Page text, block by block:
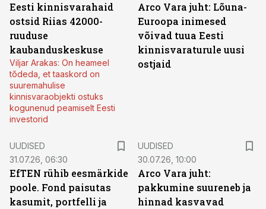
Eesti kinnisvarahaid
ostsid Riias 42000-
ruuduse
kaubanduskeskuse
Viljar Arakas: On heameel
tõdeda, et taaskord on
suuremahulise
kinnisvaraobjekti ostuks
kogunenud peamiselt Eesti
investorid
Arco Vara juht: Lõuna-
Euroopa inimesed
võivad tuua Eesti
kinnisvaraturule uusi
ostjaid
UUDISED
31.07.26, 06:30
EfTEN rühib eesmärkide
poole. Fond paisutas
kasumit, portfelli ja
UUDISED
30.07.26, 10:00
Arco Vara juht:
pakkumine suureneb ja
hinnad kasvavad